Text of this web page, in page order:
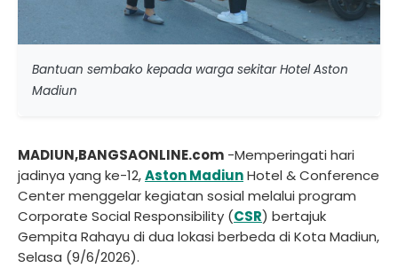
Bantuan sembako kepada warga sekitar Hotel Aston
Madiun
MADIUN,BANGSAONLINE.com -Memperingati hari
jadinya yang ke-12,Aston MadiunHotel & Conference
Center menggelar kegiatan sosial melalui program
Corporate Social Responsibility (CSR) bertajuk
Gempita Rahayu di dua lokasi berbeda di Kota Madiun,
Selasa (9/6/2026).